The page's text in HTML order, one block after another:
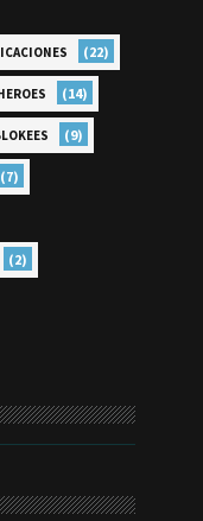
(22)
(14)
(9)
(7)
(2)